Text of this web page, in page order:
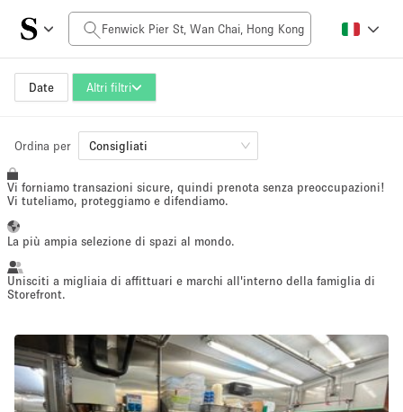
Date Altri filtri
Prezzo al giorno
$0
Dimensioni dello spazio
100 sq ft 5000+ sq ft
~ 13 persone
Vendita Showroom Evento
Evento
artistico
Cibo
Ordina per Consigliati
Vi forniamo transazioni sicure, quindi prenota senza preoccupazioni!
Vi tuteliamo, proteggiamo e difendiamo.
La più ampia selezione di spazi al mondo.
Unisciti a migliaia di affittuari e marchi all'interno della famiglia di
Storefront.